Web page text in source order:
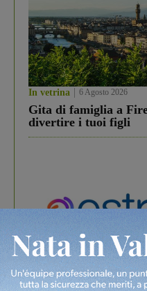
In vetrina 6 Agosto 2026
Gita di famiglia a
divertire i tuoi figli
In vetrina 3 Agosto 2026